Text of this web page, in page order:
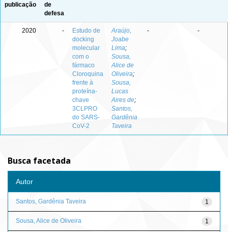
publicação
de
defesa
2020 -
Estudo de
docking
molecular
com o
fármaco
Cloroquina
frente à
proteína-
chave
3CLPRO
do SARS-
CoV-2
Araújo,
Joabe
Lima;
Sousa,
Alice de
Oliveira;
Sousa,
Lucas
Aires de;
Santos,
Gardênia
Taveira
- -
Busca facetada
Autor
1
Santos, Gardênia Taveira
1
Sousa, Alice de Oliveira